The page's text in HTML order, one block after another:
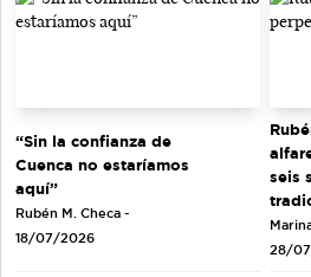
“Sin la confianza de
Cuenca no estaríamos
aquí”
Rubén M. Checa -
18/07/2026
seis
28/